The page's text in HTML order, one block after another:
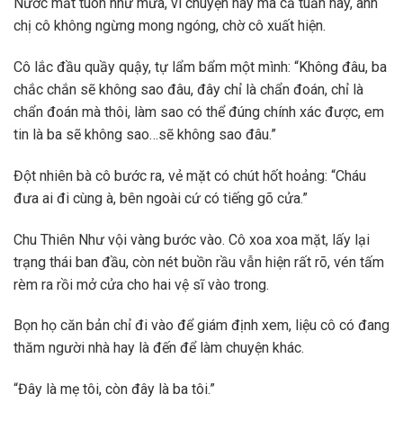
chị cô không ngừng mong ngóng, chờ cô xuất hiện.
Cô lắc đầu quầy quậy, tự lẩm bẩm một mình: “Không đâu, ba
chắc chắn sẽ không sao đâu, đây chỉ là chẩn đoán, chỉ là
chẩn đoán mà thôi, làm sao có thể đúng chính xác được, em
tin là ba sẽ không sao…sẽ không sao đâu.”
Đột nhiên bà cô bước ra, vẻ mặt có chút hốt hoảng: “Cháu
đưa ai đi cùng à, bên ngoài cứ có tiếng gõ cửa.”
Chu Thiên Như vội vàng bước vào. Cô xoa xoa mặt, lấy lại
trạng thái ban đầu, còn nét buồn rầu vẫn hiện rất rõ, vén tấm
rèm ra rồi mở cửa cho hai vệ sĩ vào trong.
Bọn họ căn bản chỉ đi vào để giám định xem, liệu cô có đang
thăm người nhà hay là đến để làm chuyện khác.
“Đây là mẹ tôi, còn đây là ba tôi.”